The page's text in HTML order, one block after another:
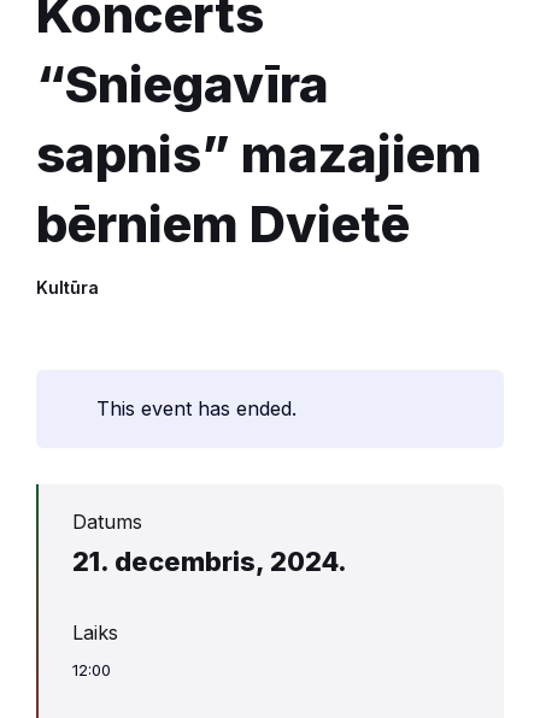
Koncerts
“Sniegavīra
sapnis” mazajiem
bērniem Dvietē
Kultūra
This event has ended.
Datums
21. decembris, 2024.
Laiks
12:00